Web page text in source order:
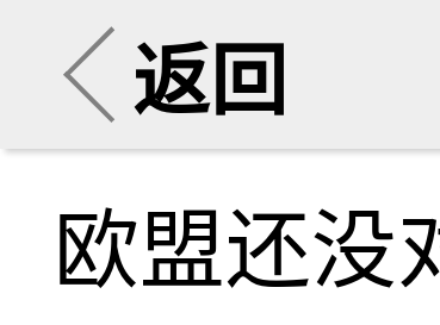
返回
欧盟还没